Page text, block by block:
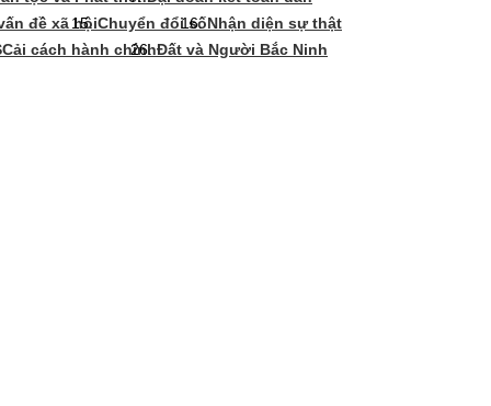
đề xã hộiChuyển đổi sốNhận diện sự thật
Cải cách hành chínhĐất và Người Bắc Ninh